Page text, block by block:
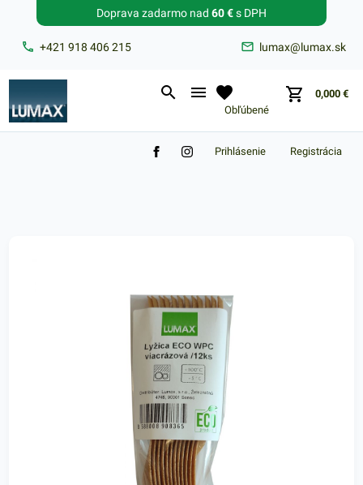
+421 918 406 215 lumax@lumax.sk
Doprava zadarmo nad 60 €s DPH
Obľúbené
0,000 €
Zabudnuté heslo?
Registrácia
Prihlásenie